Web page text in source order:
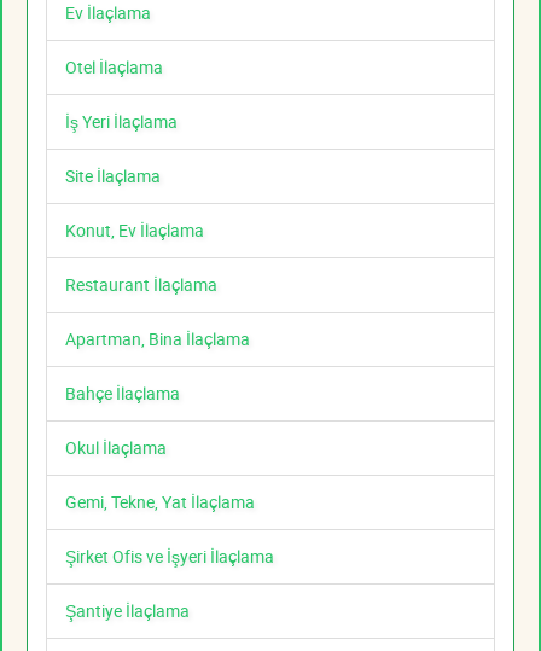
Ev İlaçlama
Otel İlaçlama
İş Yeri İlaçlama
Site İlaçlama
Konut, Ev İlaçlama
Restaurant İlaçlama
Apartman, Bina İlaçlama
Bahçe İlaçlama
Okul İlaçlama
Gemi, Tekne, Yat İlaçlama
Şirket Ofis ve İşyeri İlaçlama
Şantiye İlaçlama